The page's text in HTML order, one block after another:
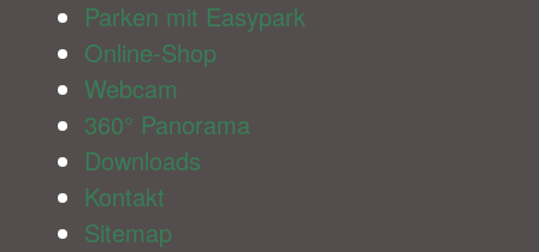
Parken mit Easypark
Online-Shop
Webcam
360° Panorama
Downloads
Kontakt
Sitemap